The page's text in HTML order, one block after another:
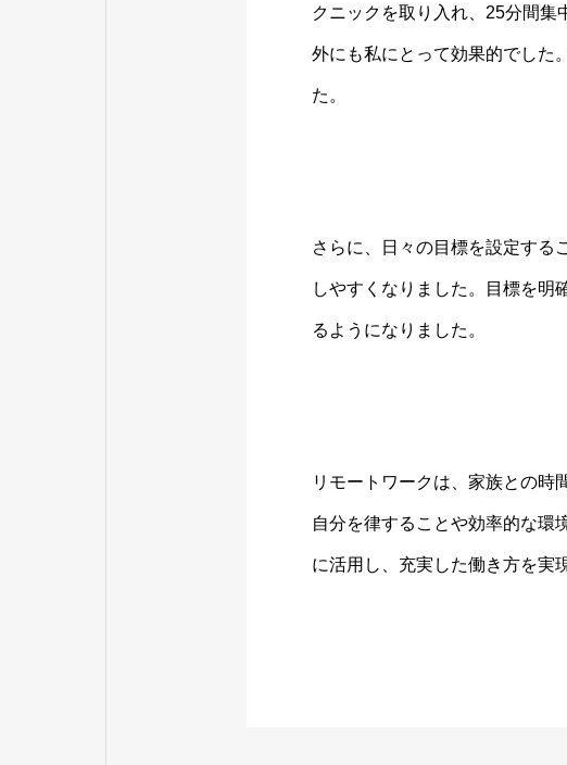
クニックを取り入れ、25分間
外にも私にとって効果的でした
た。
さらに、日々の目標を設定する
しやすくなりました。目標を明
るようになりました。
リモートワークは、家族との時
自分を律することや効率的な環
に活用し、充実した働き方を実